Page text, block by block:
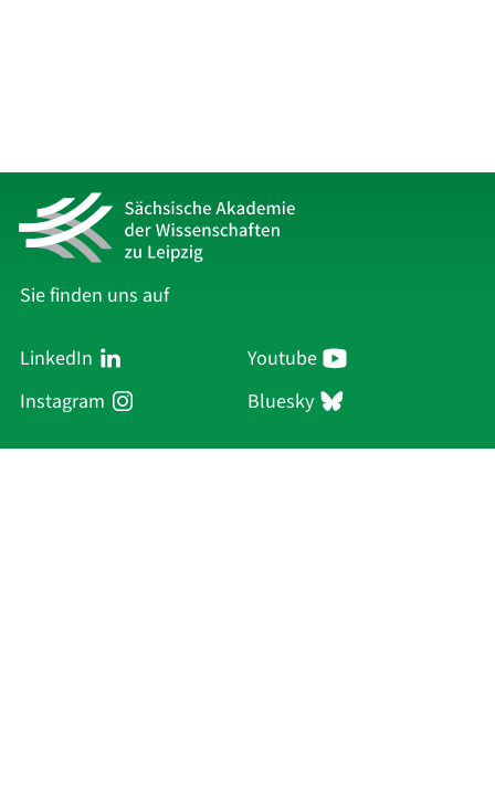
Sie finden uns auf
LinkedIn
Youtube
Instagram
Bluesky